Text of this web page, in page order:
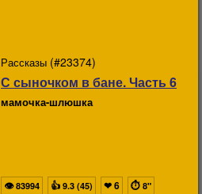
Рассказы (#23374)
С сыночком в бане. Часть 6
мамочка-шлюшка
👁83994 👍 9.3 (45) ❤6 ⏱ 8"